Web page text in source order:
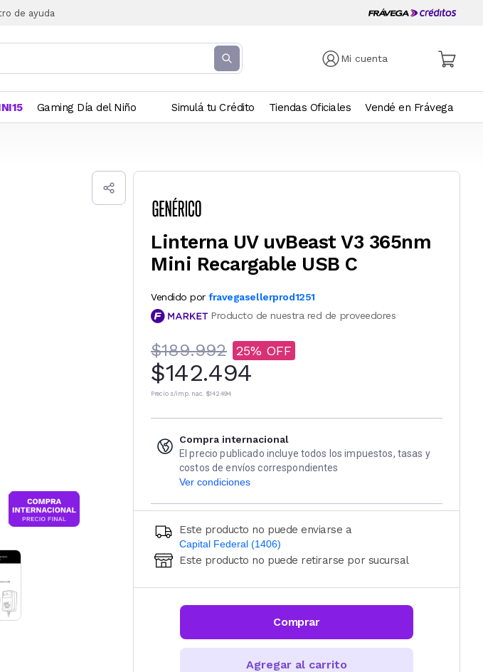
de ayuda
Mi cuenta
Gaming Día del Niño Simulá tu Crédito Tiendas Oficiales Vendé en Frávega
Linterna UV uvBeast V3 365nm
Mini Recargable USB C
Vendido por fravegasellerprod1251
Producto de nuestra red de proveedores
$189.992 25
$142.494
Precio s/imp. nac. $142.494
Compra internacional
El precio publicado incluye todos los impuestos, tasas y
costos de envíos correspondientes
Ver condiciones
Este producto no puede enviarse a
Capital Federal (1406)
Ingresá código postal (sólo números)
CALCULAR
Este producto no puede retirarse por sucursal
Comprar
Agregar al carrito